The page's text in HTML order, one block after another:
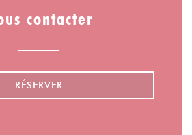
contacter
RÉSERVER